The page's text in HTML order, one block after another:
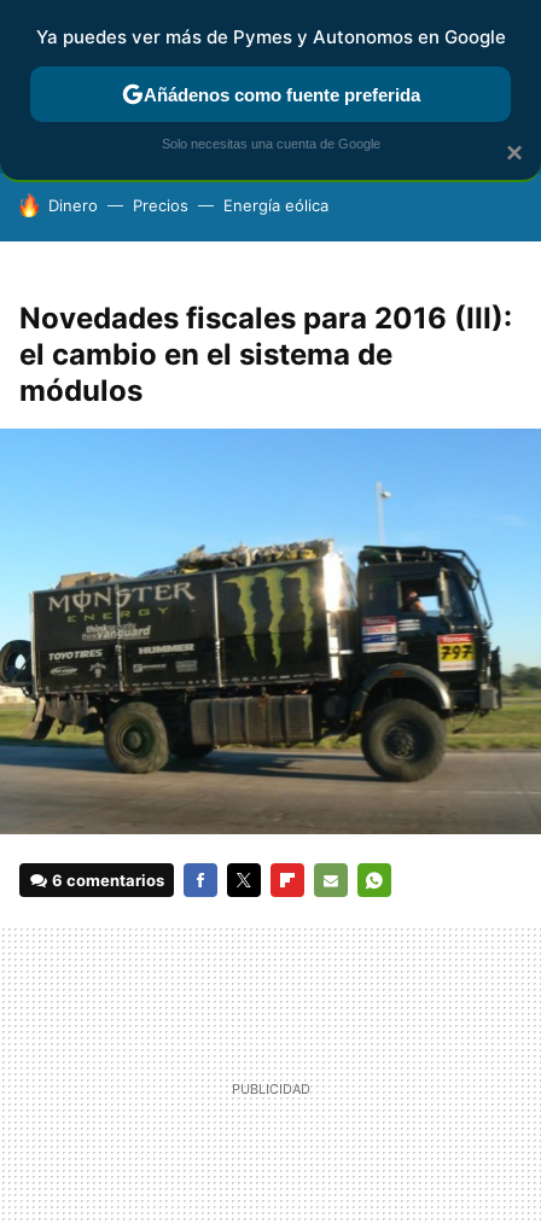
FISCALIDAD Y CONTABILIDAD KIT DIGITAL RENTA
HOY SE HABLA DE
Dinero Precios Energía eólica
Novedades fiscales para 2016 (III):
el cambio en el sistema de
módulos
6 comentarios
MAIL
×
Ya puedes ver más de Pymes y Autonomos en Google
Añádenos como fuente preferida
Solo necesitas una cuenta de Google